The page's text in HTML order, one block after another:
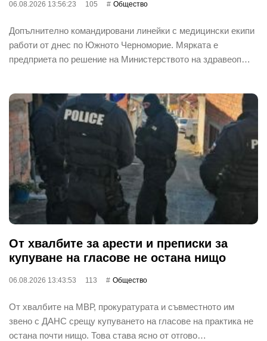
06.08.2026 13:56:23 105 Общество
Допълнително командировани линейки с медицински екипи
работи от днес по Южното Черноморие. Мярката е
предприета по решение на Министерството на здравеоп…
От хвалбите за арести и преписки за
купуване на гласове не остана нищо
06.08.2026 13:43:53 113 Общество
От хвалбите на МВР, прокуратурата и съвместното им
звено с ДАНС срещу купуването на гласове на практика не
остана почти нищо. Това става ясно от отгово…